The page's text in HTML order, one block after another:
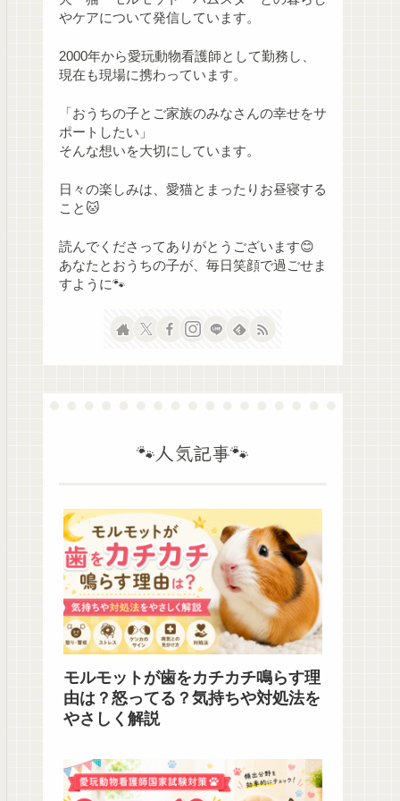
やケアについて発信しています。
2000年から愛玩動物看護師として勤務し、
現在も現場に携わっています。
「おうちの子とご家族のみなさんの幸せをサ
ポートしたい」
そんな想いを大切にしています。
日々の楽しみは、愛猫とまったりお昼寝する
こと🐱
読んでくださってありがとうございます😊
あなたとおうちの子が、毎日笑顔で過ごせま
すように🐾
🐾人気記事🐾
モルモットが歯をカチカチ鳴らす理
由は？怒ってる？気持ちや対処法を
やさしく解説